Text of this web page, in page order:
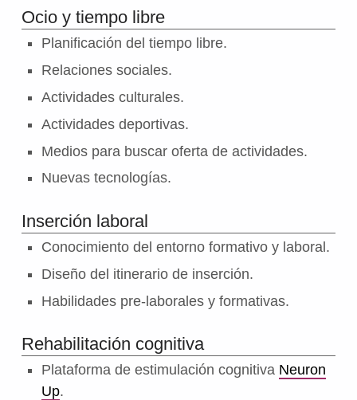
Ocio y tiempo libre
Planificación del tiempo libre.
Relaciones sociales.
Actividades culturales.
Actividades deportivas.
Medios para buscar oferta de actividades.
Nuevas tecnologías.
Inserción laboral
Conocimiento del entorno formativo y laboral.
Diseño del itinerario de inserción.
Habilidades pre-laborales y formativas.
Rehabilitación cognitiva
Plataforma de estimulación cognitiva Neuron
Up.